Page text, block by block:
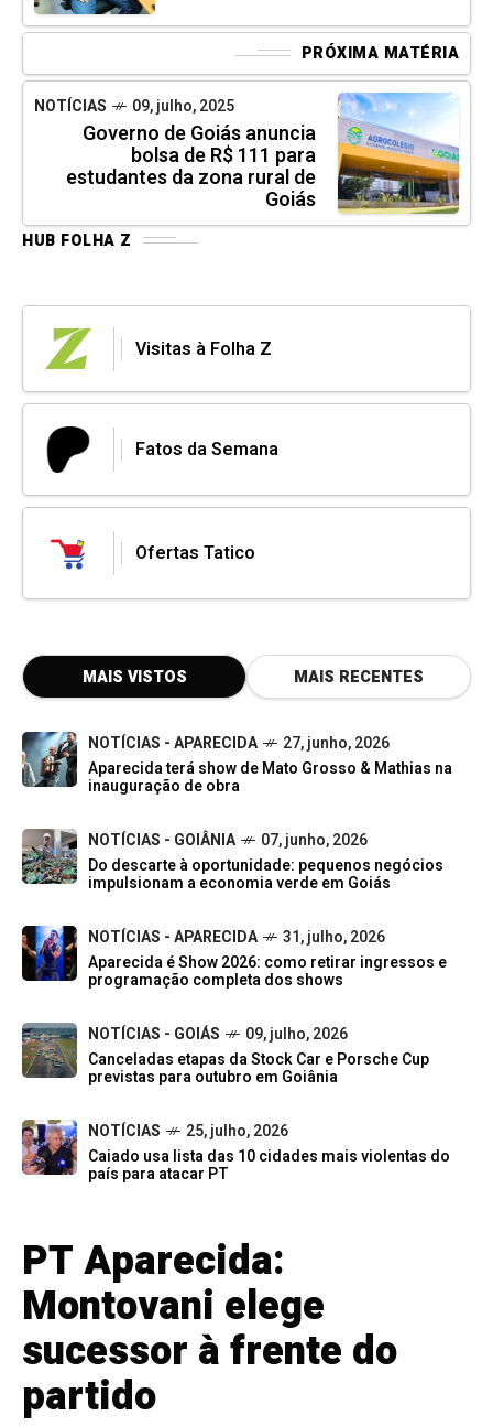
PRÓXIMA MATÉRIA
NOTÍCIAS 09, julho, 2025
Governo de Goiás anuncia
bolsa de R$ 111 para
estudantes da zona rural de
Goiás
HUB FOLHA Z
Visitas à Folha Z
Fatos da Semana
Ofertas Tatico
MAIS VISTOS MAIS RECENTES
NOTÍCIAS - APARECIDA
27, junho, 2026
Aparecida terá show de Mato Grosso & Mathias na
inauguração de obra
NOTÍCIAS - GOIÂNIA
07, junho, 2026
Do descarte à oportunidade: pequenos negócios
impulsionam a economia verde em Goiás
NOTÍCIAS - APARECIDA
31, julho, 2026
Aparecida é Show 2026: como retirar ingressos e
programação completa dos shows
NOTÍCIAS - GOIÁS
09, julho, 2026
Canceladas etapas da Stock Car e Porsche Cup
previstas para outubro em Goiânia
NOTÍCIAS
25, julho, 2026
Caiado usa lista das 10 cidades mais violentas do
país para atacar PT
PT Aparecida:
Montovani elege
sucessor à frente do
partido